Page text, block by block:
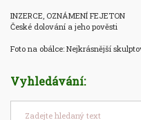
INZERCE, OZNÁMENÍ FEJETON
České dolování a jeho pověsti
Foto na obálce: Nejkrásnější
Vyhledávání: